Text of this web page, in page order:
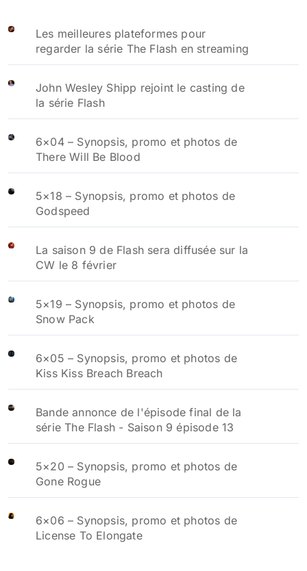
Les meilleures plateformes pour
regarder la série The Flash en streaming
John Wesley Shipp rejoint le casting de
la série Flash
6×04 – Synopsis, promo et photos de
There Will Be Blood
5×18 – Synopsis, promo et photos de
Godspeed
La saison 9 de Flash sera diffusée sur la
CW le 8 février
5×19 – Synopsis, promo et photos de
Snow Pack
6×05 – Synopsis, promo et photos de
Kiss Kiss Breach Breach
Bande annonce de l'épisode final de la
série The Flash - Saison 9 épisode 13
5×20 – Synopsis, promo et photos de
Gone Rogue
6×06 – Synopsis, promo et photos de
License To Elongate